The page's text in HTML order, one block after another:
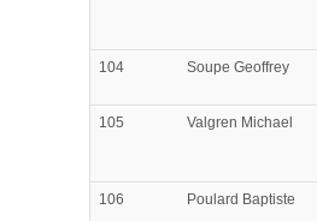
104 Soupe Geoffrey
105 Valgren Michael
106 Poulard Baptiste